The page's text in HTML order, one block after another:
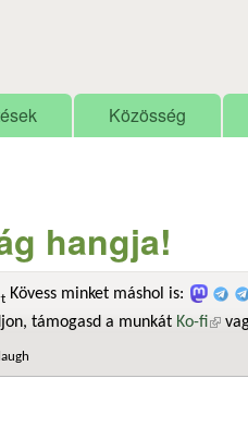
Közösség
hangja!
Kövess minket máshol is:
támogasd a munkát Ko-fi